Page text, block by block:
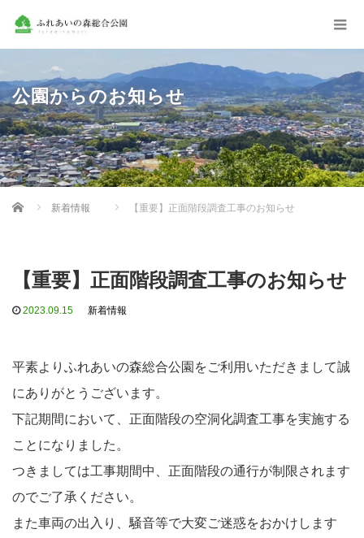
公園からのお知らせ
Home 新着情報 【重要】正面階段調査工事のお知らせ
【重要】正面階段調査工事のお知らせ
2023.09.15 新着情報
平素よりふれあいの森総合公園をご利用いただきまして誠
にありがとうございます。
下記期間において、正面階段の空洞化調査工事を実施する
ことになりました。
つきましては工事期間中、正面階段の通行が制限されます
のでご了承ください。
また車両の出入り、騒音等で大変ご迷惑をおかけします